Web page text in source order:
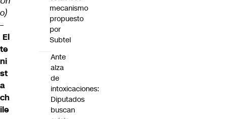
o)
–
El
te
ni
st
a
ch
ile
mecanismo
propuesto
por
Subtel
Ante
alza
de
intoxicaciones:
Diputados
buscan